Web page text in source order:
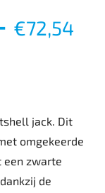
€72,54
jack. Dit
omgekeerde
een zwarte
de